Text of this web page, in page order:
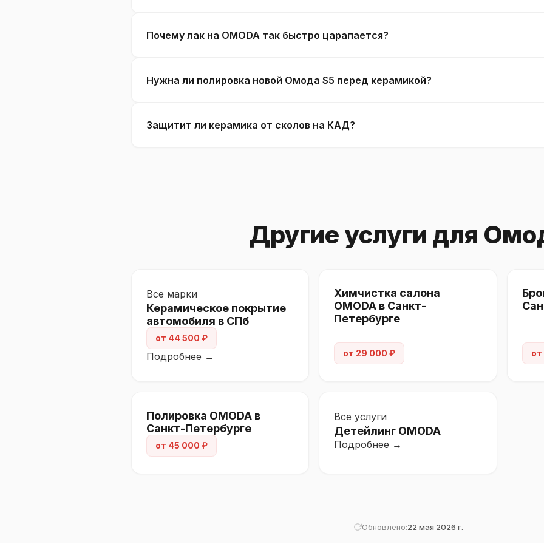
Почему лак на OMODA так быстро царапается?
Нужна ли полировка новой Омода S5 перед керамикой?
Защитит ли керамика от сколов на КАД?
Другие услуги для
Все марки
Керамическое покрытие
автомобиля в СПб
от 44 500 ₽
Подробнее →
Химчистка салона
OMODA в Санкт-
Петербурге
от 29 000 ₽
Полировка OMODA в
Санкт-Петербурге
от 45 000 ₽
Все услуги
Детейлинг OMODA
Подробнее →
Обновлено:22 мая 2026 г.